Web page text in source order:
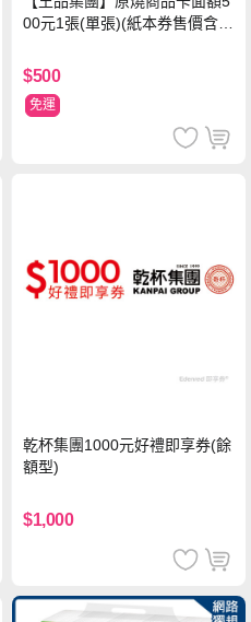
00元1張(單張)(紙本券售價含平
$500
免運
乾杯集團1000元好禮即享券(餘
額型)
$1,000